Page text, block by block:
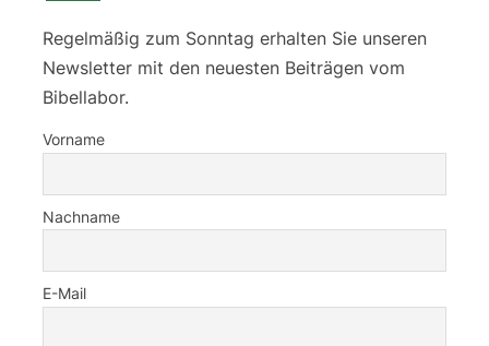
Regelmäßig zum Sonntag erhalten Sie unseren
Newsletter mit den neuesten Beiträgen vom
Bibellabor.
Vorname
Nachname
E-Mail